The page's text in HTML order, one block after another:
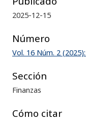
2025-12-15
Número
Vol. 16 Núm. 2
Sección
Finanzas
Cómo citar